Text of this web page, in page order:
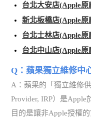
台北大安店(Apple
新北板橋店(Apple
台北士林店(Apple
台北中山店(Apple
Q：蘋果獨立維修中
A：蘋果的「獨立維修
Provider, IRP）是Apple
目的是讓非Apple授權